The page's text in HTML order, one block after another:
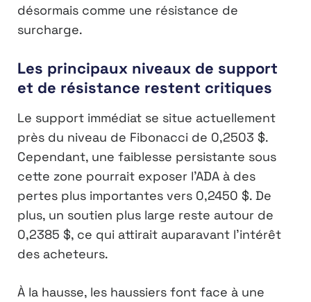
désormais comme une résistance de
surcharge.
Les principaux niveaux de support
et de résistance restent critiques
Le support immédiat se situe actuellement
près du niveau de Fibonacci de 0,2503 $.
Cependant, une faiblesse persistante sous
cette zone pourrait exposer l’ADA à des
pertes plus importantes vers 0,2450 $. De
plus, un soutien plus large reste autour de
0,2385 $, ce qui attirait auparavant l’intérêt
des acheteurs.
À la hausse, les haussiers font face à une